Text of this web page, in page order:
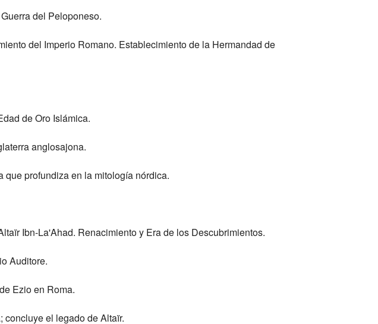
del Peloponeso.
del Imperio Romano. Establecimiento de la Hermandad de
de Oro Islámica.
anglosajona.
que profundiza en la mitología nórdica.
Ibn-La'Ahad. Renacimiento y Era de los Descubrimientos.
Auditore.
Ezio en Roma.
concluye el legado de Altaïr.